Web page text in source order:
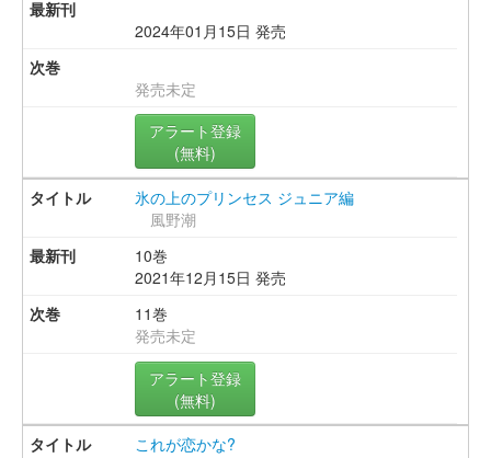
2024年01月15日 発売
発売未定
アラート登録
(無料)
氷の上のプリンセス ジュニア編
風野潮
10巻
2021年12月15日 発売
11巻
発売未定
アラート登録
(無料)
これが恋かな?